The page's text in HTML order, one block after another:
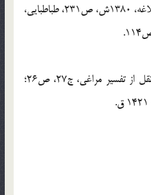
محمد، رستاخيز از ديدگاه قرآن و نهج‌البلاغه، 1380ش، ص231، طباطبايي،
[5] . تفسير نمونه، ج22، ص430، به نقل از تفسير مراغي، ج27، ص26؛